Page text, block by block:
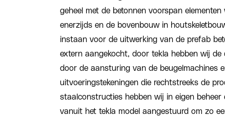
geheel met de betonnen voorspan elementen
enerzijds en de bovenbouw in
instaan voor de uitwerking van de prefab
extern aangekocht, door tekla hebben wij
door de aansturing van de beugelmachines
uitvoeringstekeningen die rechtstreeks de
staalconstructies hebben wij in eigen beheer
vanuit het tekla model aangestuurd om zo